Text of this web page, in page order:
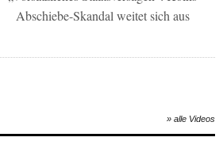
Abschiebe-Skandal weitet sich aus
» alle Videos